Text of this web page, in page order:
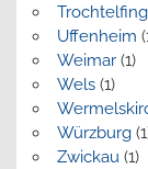
Uffenheim
Weimar(1)
Wels(1)
Würzburg
Zwickau (1)